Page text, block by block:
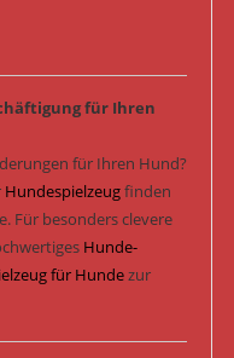
für Ihren
für Ihren Hund?
Hundespielzeugfinden
Für besonders clevere
Hunde-
für Hundezur